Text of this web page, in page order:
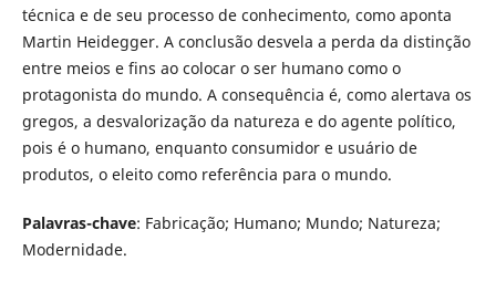
técnica e de seu processo de conhecimento, como aponta
Martin Heidegger. A conclusão desvela a perda da distinção
entre meios e fins ao colocar o ser humano como o
protagonista do mundo. A consequência é, como alertava os
gregos, a desvalorização da natureza e do agente político,
pois é o humano, enquanto consumidor e usuário de
produtos, o eleito como referência para o mundo.
Palavras-chave: Fabricação; Humano; Mundo; Natureza;
Modernidade.